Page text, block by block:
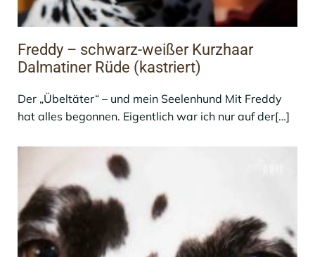
Freddy – schwarz-weißer Kurzhaar
Dalmatiner Rüde (kastriert)
Der „Übeltäter“ – und mein Seelenhund Mit Freddy
hat alles begonnen. Eigentlich war ich nur auf der[…]